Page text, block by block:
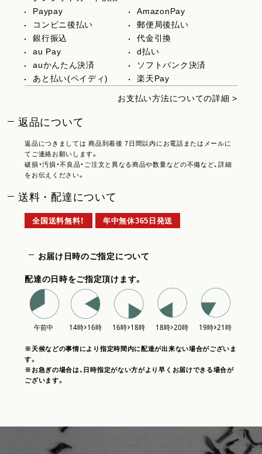
Paypay
AmazonPay
コンビニ後払い
郵便局後払い
銀行振込
代金引換
au Pay
d払い
auかんたん決済
ソフトバンク決済
あと払い(ペイディ)
楽天Pay
お支払い方法についての詳細 >
返品について
返品につきましては 商品到着後 7日間以内にお電話またはメールに
てご連絡お願いします。
破損・汚損・不良品・ご注文と異なる商品や数量などの不備など、詳細
をお伝えください。
送料・配達について
全国送料無料！ 年中無休365日発送
お届け日時のご指定について
配達の日時をご指定頂けます。
※天候などの事情により指定時間内に配達が出来ない場合がございま
す。
※お急ぎの場合は、日時指定がない方がより早くお届けできる場合が
ございます。